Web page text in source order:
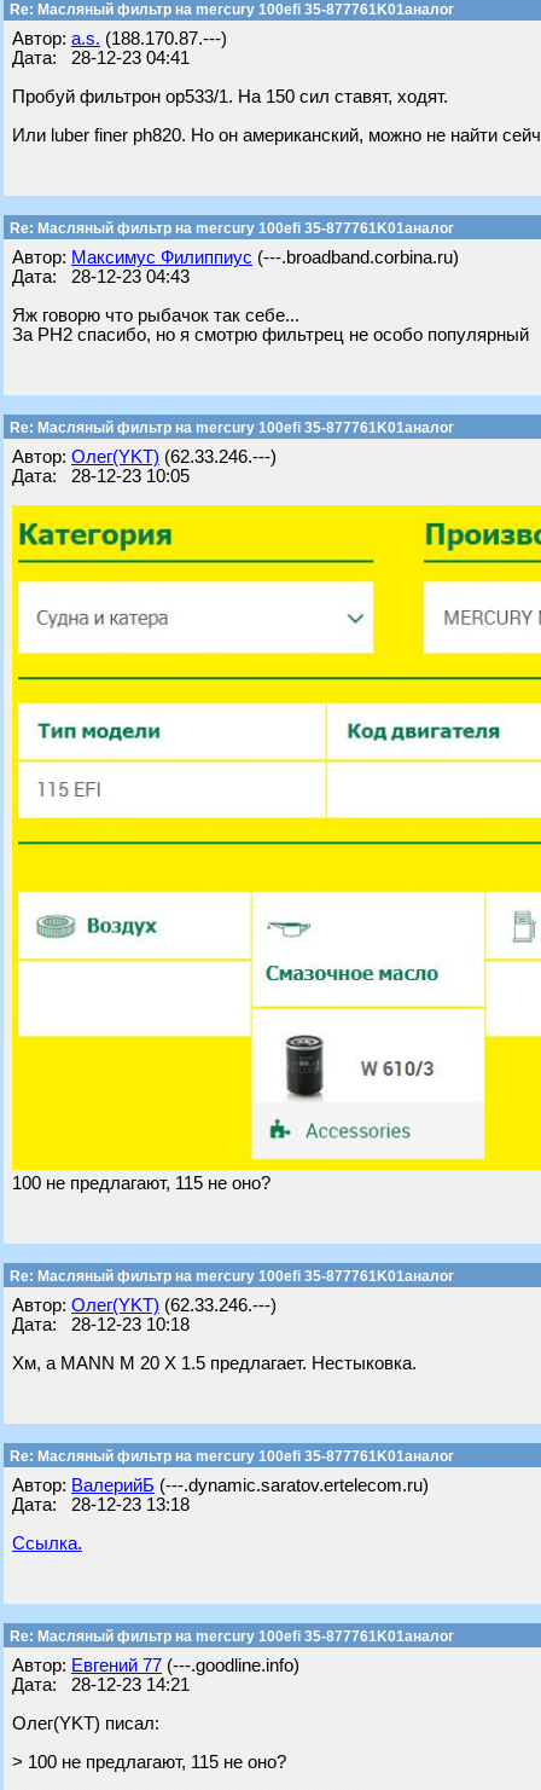
Re: Масляный фильтр на mercury 100efi 35-877761K01аналог
Автор: a.s. (188.170.87.---)
Дата: 28-12-23 04:41
Пробуй фильтрон op533/1. На 150 сил ставят, ходят.
Или luber finer ph820. Но он американский, можно не найти
Re: Масляный фильтр на mercury 100efi 35-877761K01аналог
Автор: Максимус Филиппиус (---.broadband.corbina.ru)
Дата: 28-12-23 04:43
Яж говорю что рыбачок так себе...
За PH2 спасибо, но я смотрю фильтрец не особо популярный
Re: Масляный фильтр на mercury 100efi 35-877761K01аналог
Автор: Олег(YKT) (62.33.246.---)
Дата: 28-12-23 10:05
100 не предлагают, 115 не оно?
Re: Масляный фильтр на mercury 100efi 35-877761K01аналог
Автор: Олег(YKT) (62.33.246.---)
Дата: 28-12-23 10:18
Хм, а MANN M 20 X 1.5 предлагает. Нестыковка.
Re: Масляный фильтр на mercury 100efi 35-877761K01аналог
Автор: ВалерийБ (---.dynamic.saratov.ertelecom.ru)
Дата: 28-12-23 13:18
Ссылка.
Re: Масляный фильтр на mercury 100efi 35-877761K01аналог
Автор: Евгений 77 (---.goodline.info)
Дата: 28-12-23 14:21
Олег(YKT) писал:
> 100 не предлагают, 115 не оно?